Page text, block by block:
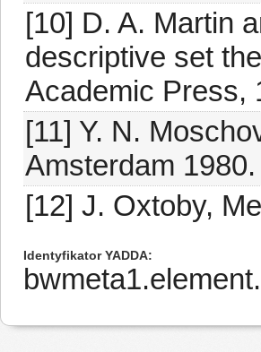
[10] D. A. Martin
descriptive set
Academic Press,
[11] Y. N.
Amsterdam 1980.
[12] J. Oxtoby,
Identyfikator YADDA